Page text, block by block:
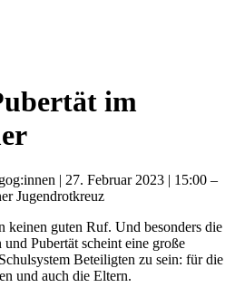
im
| 27. Februar 2023 | 15:00 –
Jugendrotkreuz
keinen guten Ruf. Und besonders die
Pubertät scheint eine große
Beteiligten zu sein: für die
und auch die Eltern.